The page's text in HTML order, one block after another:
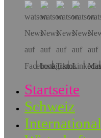
Startseite
Schweiz
International